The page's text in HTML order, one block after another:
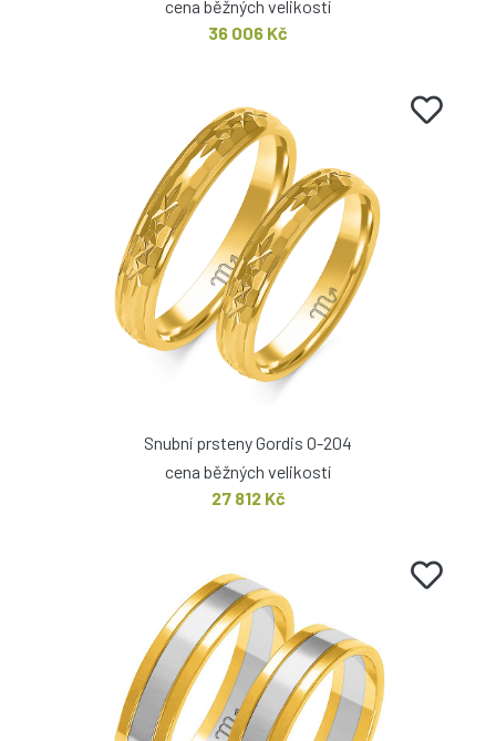
cena běžných velikostí
36 006 Kč
Snubní prsteny Gordis O-204
cena běžných velikostí
27 812 Kč